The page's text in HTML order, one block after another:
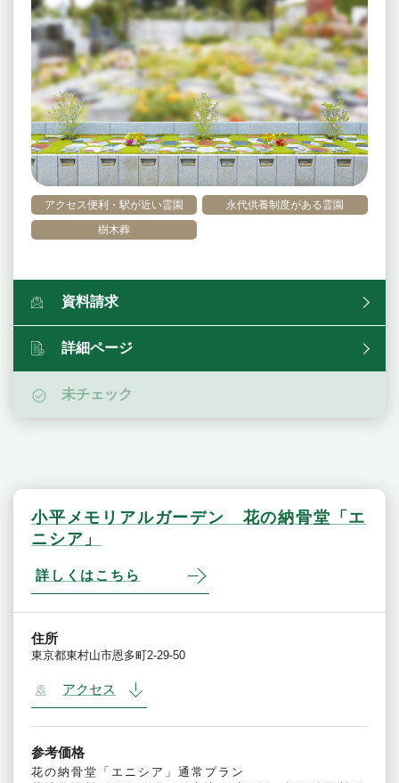
アクセス便利・駅が近い霊園
永代供養制度がある霊園
樹木葬
資料請求
詳細ページ
未チェック
小平メモリアルガーデン 花の納骨堂「エ
ニシア」
詳しくはこちら
住所
東京都東村山市恩多町2-29-50
アクセス
参考価格
花の納骨堂「エニシア」通常プラン